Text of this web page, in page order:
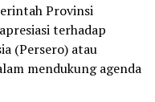
Provinsi
terhadap
(Persero) atau
mendukung agenda